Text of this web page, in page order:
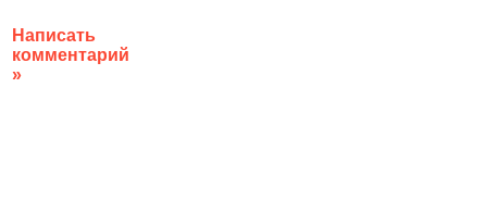
Написать
комментарий
»